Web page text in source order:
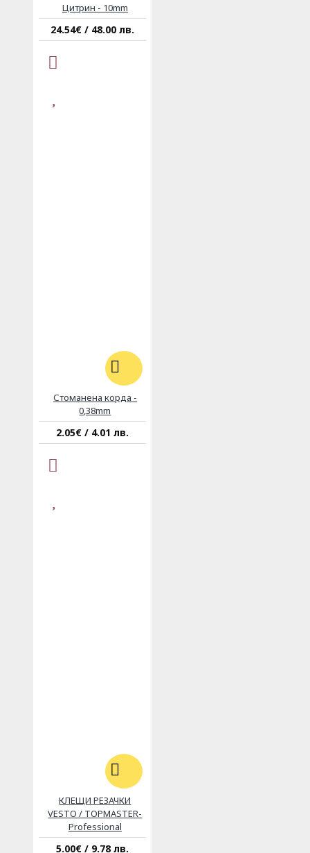
Цитрин - 10mm
24.54€ / 48.00 лв.
Стоманена корда -
0,38mm
2.05€ / 4.01 лв.
КЛЕЩИ РЕЗАЧКИ
VESTO / TOPMASTER-
Professional
5.00€ / 9.78 лв.